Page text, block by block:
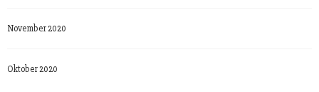
November 2020
Oktober 2020